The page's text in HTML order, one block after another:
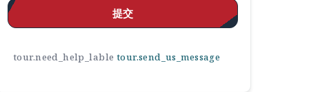
提交
tour.need_help_lable tour.send_us_message